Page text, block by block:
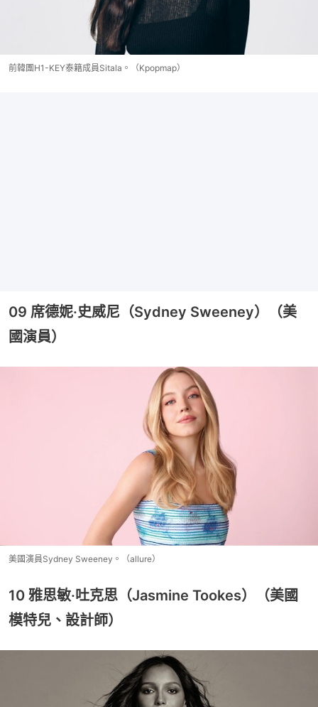
前韓團H1-KEY泰籍成員Sitala。（Kpopmap）
09 席德妮·史威尼（Sydney Sweeney）（美
國演員）
美國演員Sydney Sweeney。（allure）
10 雅思敏·吐克思（Jasmine Tookes）（美國
模特兒、設計師）